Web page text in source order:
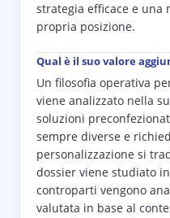
strategia efficace e una
propria posizione.
Qual è il suo valore
Un filosofia operativa
viene analizzato nella
soluzioni
sempre diverse e
personalizzazione si
dossier viene studiato
controparti vengono
valutata in base al